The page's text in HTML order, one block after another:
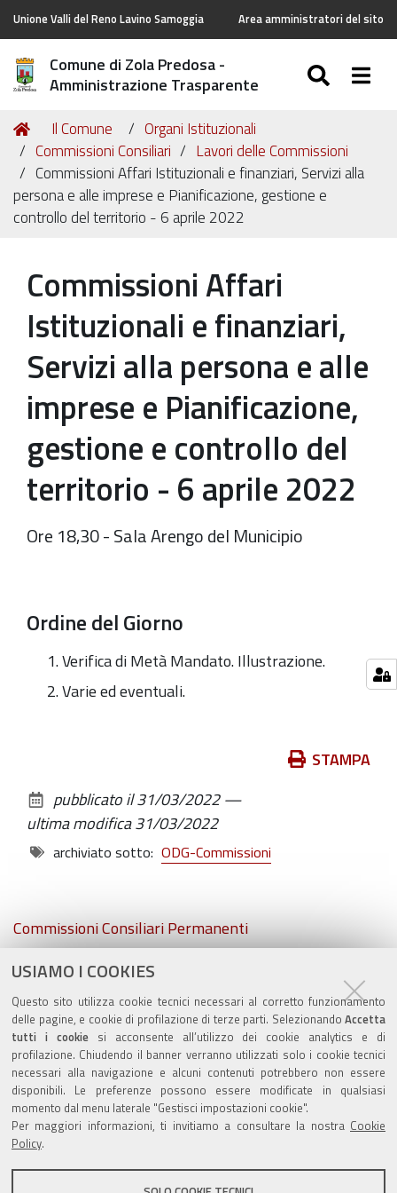
USIAMO I COOKIES
Questo sito utilizza cookie tecnici necessari al corretto funzionamento
delle pagine, e cookie di profilazione di terze parti. Selezionando Accetta
tutti i cookiesi acconsente all’utilizzo dei cookie analytics e di
profilazione. Chiudendo il banner verranno utilizzati solo i cookie tecnici
necessari alla navigazione e alcuni contenuti potrebbero non essere
disponibili. Le preferenze possono essere modificate in qualsiasi
momento dal menu laterale "Gestisci impostazioni cookie".
Per maggiori informazioni, ti invitiamo a consultare la nostra Cookie
Policy.
Unione Valli del Reno Lavino Samoggia Area amministratori del sito
Comune di Zola Predosa -
Amministrazione Trasparente
Tu
sei
qui:
Home
Il Comune
Organi Istituzionali
Commissioni Consiliari
Lavori delle Commissioni
Commissioni Affari Istituzionali e finanziari, Servizi alla
persona e alle imprese e Pianificazione, gestione e
controllo del territorio - 6 aprile 2022
Commissioni Affari
Istituzionali e finanziari,
Servizi alla persona e alle
imprese e Pianificazione,
gestione e controllo del
territorio - 6 aprile 2022
Ore 18,30 - Sala Arengo del Municipio
Ordine del Giorno
Verifica di Metà Mandato. Illustrazione.
Varie ed eventuali.
documento
STAMPA
pubblicato il31/03/2022—
ultima modifica31/03/2022
archiviato sotto: ODG-Commissioni
Navigazione
Commissioni Consiliari Permanenti
Commissione Elettorale comunale
Lavori delle Commissioni
Valuta questo sito